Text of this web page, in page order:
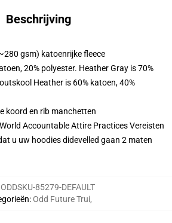
Beschrijving
gsm) katoenrijke fleece
20% polyester. Heather Gray is 70%
Heather is 60% katoen, 40%
koord en rib manchetten
Accountable Attire Practices Vereisten
u uw hoodies didevelled gaan 2 maten
ODDSKU-85279-DEFAULT
:Odd Future Trui,